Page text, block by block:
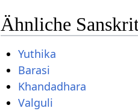
Ähnliche
Yuthika
Barasi
Khandadhara
Valguli